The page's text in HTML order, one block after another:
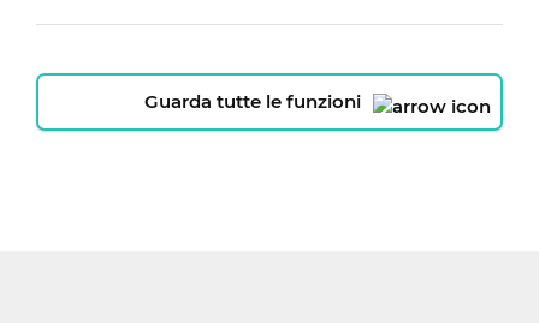
Guarda tutte le funzioni